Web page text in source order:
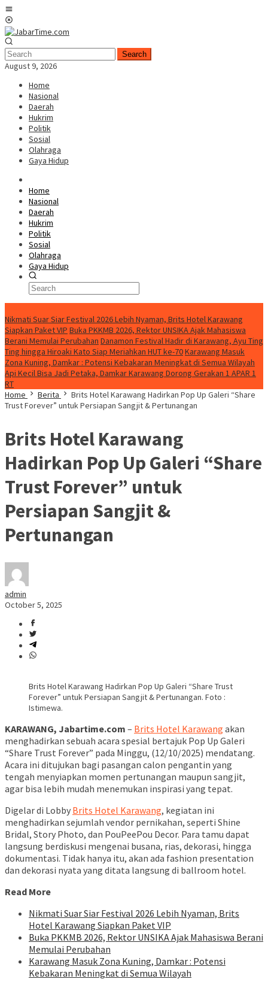
Skip
to
content
Search
August 9, 2026
Home
Nasional
Daerah
Hukrim
Politik
Sosial
Olahraga
Gaya Hidup
Home
Nasional
Daerah
Hukrim
Politik
Sosial
Olahraga
Gaya Hidup
Nikmati Suar Siar Festival 2026 Lebih Nyaman, Brits Hotel Karawang
Siapkan Paket VIP Buka PKKMB 2026, Rektor UNSIKA Ajak Mahasiswa
Berani Memulai Perubahan Danamon Festival Hadir di Karawang, Ayu Ting
Ting hingga Hiroaki Kato Siap Meriahkan HUT ke-70Karawang Masuk
Zona Kuning, Damkar : Potensi Kebakaran Meningkat di Semua Wilayah
Api Kecil Bisa Jadi Petaka, Damkar Karawang Dorong Gerakan 1 APAR 1
RT
Home
Berita
Brits Hotel Karawang Hadirkan Pop Up Galeri “Share
Trust Forever” untuk Persiapan Sangjit & Pertunangan
Brits Hotel Karawang
Hadirkan Pop Up Galeri “Share
Trust Forever” untuk
Persiapan Sangjit &
Pertunangan
admin
October 5, 2025
Brits Hotel Karawang Hadirkan Pop Up Galeri “Share Trust
Forever” untuk Persiapan Sangjit & Pertunangan. Foto :
Istimewa.
KARAWANG, Jabartime.com – Brits Hotel Karawang akan
menghadirkan sebuah acara spesial bertajuk Pop Up Galeri
“Share Trust Forever” pada Minggu, (12/10/2025) mendatang.
Acara ini ditujukan bagi pasangan calon pengantin yang
tengah menyiapkan momen pertunangan maupun sangjit,
agar bisa lebih mudah menemukan inspirasi yang tepat.
Digelar di Lobby Brits Hotel Karawang, kegiatan ini
menghadirkan sejumlah vendor pernikahan, seperti Shine
Bridal, Story Photo, dan PouPeePou Decor. Para tamu dapat
langsung berdiskusi mengenai busana, rias, dekorasi, hingga
dokumentasi. Tidak hanya itu, akan ada fashion presentation
dan dekorasi nyata yang ditata langsung di ballroom hotel.
Read More
Nikmati Suar Siar Festival 2026 Lebih Nyaman, Brits
Hotel Karawang Siapkan Paket VIP
Buka PKKMB 2026, Rektor UNSIKA Ajak Mahasiswa Berani
Memulai Perubahan
Karawang Masuk Zona Kuning, Damkar : Potensi
Kebakaran Meningkat di Semua Wilayah